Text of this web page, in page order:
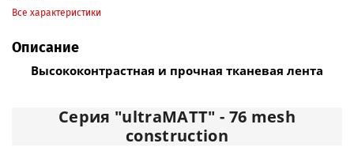
Все характеристики
Описание
Высококонтрастная и прочная тканевая лента
Серия "ultraMATT" - 76 mesh
construction